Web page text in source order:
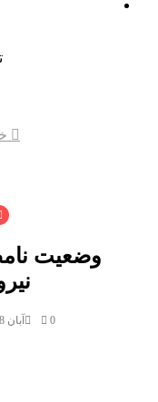
وضعیت
آبان 8, 1401 0